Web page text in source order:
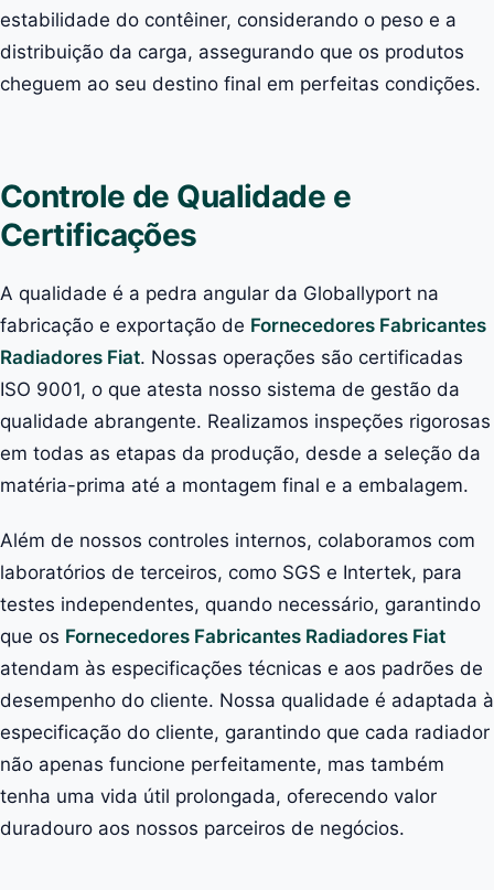
estabilidade do contêiner, considerando o peso e a
distribuição da carga, assegurando que os produtos
cheguem ao seu destino final em perfeitas condições.
Controle de Qualidade e
Certificações
A qualidade é a pedra angular da Globallyport na
fabricação e exportação de Fornecedores Fabricantes
Radiadores Fiat. Nossas operações são certificadas
ISO 9001, o que atesta nosso sistema de gestão da
qualidade abrangente. Realizamos inspeções rigorosas
em todas as etapas da produção, desde a seleção da
matéria-prima até a montagem final e a embalagem.
Além de nossos controles internos, colaboramos com
laboratórios de terceiros, como SGS e Intertek, para
testes independentes, quando necessário, garantindo
que os Fornecedores Fabricantes Radiadores Fiat
atendam às especificações técnicas e aos padrões de
desempenho do cliente. Nossa qualidade é adaptada à
especificação do cliente, garantindo que cada radiador
não apenas funcione perfeitamente, mas também
tenha uma vida útil prolongada, oferecendo valor
duradouro aos nossos parceiros de negócios.